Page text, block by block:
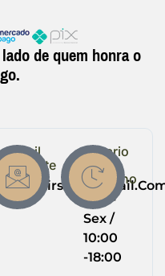
de quem honra o
Email
Suporte
Horario
de
Trabalho
Seg -
Sex /
10:00
-18:00